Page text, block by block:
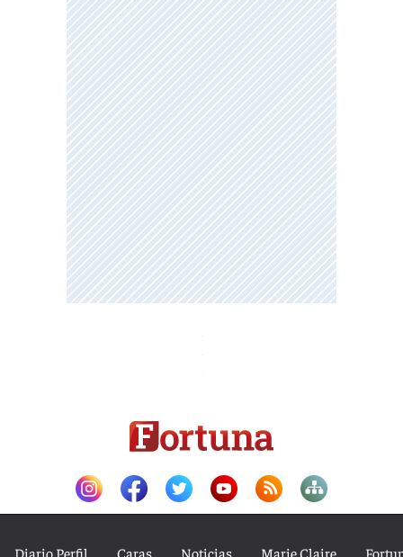
Diario Perfil Caras Noticias Marie Claire